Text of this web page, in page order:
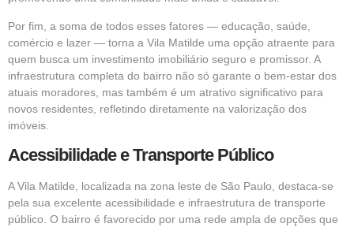
Por fim, a soma de todos esses fatores — educação, saúde,
comércio e lazer — torna a Vila Matilde uma opção atraente para
quem busca um investimento imobiliário seguro e promissor. A
infraestrutura completa do bairro não só garante o bem-estar dos
atuais moradores, mas também é um atrativo significativo para
novos residentes, refletindo diretamente na valorização dos
imóveis.
Acessibilidade e Transporte Público
A Vila Matilde, localizada na zona leste de São Paulo, destaca-se
pela sua excelente acessibilidade e infraestrutura de transporte
público. O bairro é favorecido por uma rede ampla de opções que